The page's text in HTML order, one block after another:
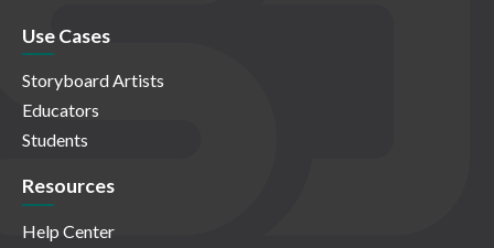
Use Cases
Storyboard Artists
Educators
Students
Resources
Help Center